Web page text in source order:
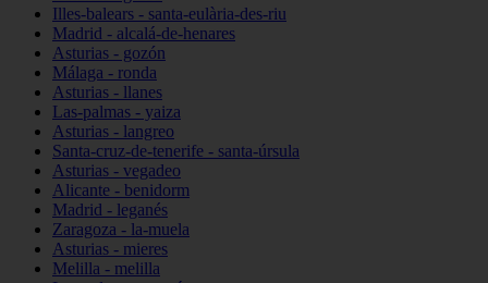
Illes-balears - santa-eulària-des-riu
Madrid - alcalá-de-henares
Asturias - gozón
Málaga - ronda
Asturias - llanes
Las-palmas - yaiza
Asturias - langreo
Santa-cruz-de-tenerife - santa-úrsula
Asturias - vegadeo
Alicante - benidorm
Madrid - leganés
Zaragoza - la-muela
Asturias - mieres
Melilla - melilla